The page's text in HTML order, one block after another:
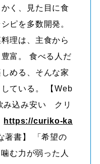
く、見た目に食
ピを多数開発。
理は、主食から
富。 食べる人だ
める、そんな家
ている。 【Web
み込み安い クリ
https://curiko-ka
著書】 「希望の
む力が弱った人